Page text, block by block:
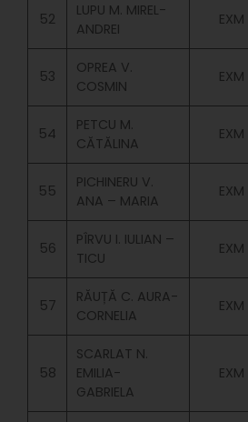
52
LUPU M. MIREL-
ANDREI
EXM
53
OPREA V.
COSMIN
EXM
54
PETCU M.
CĂTĂLINA
EXM
55
PICHINERU V.
ANA – MARIA
EXM
56
PÎRVU I. IULIAN –
TICU
EXM
57
RĂUȚĂ C. AURA-
CORNELIA
EXM
58
SCARLAT N.
EMILIA-
GABRIELA
EXM